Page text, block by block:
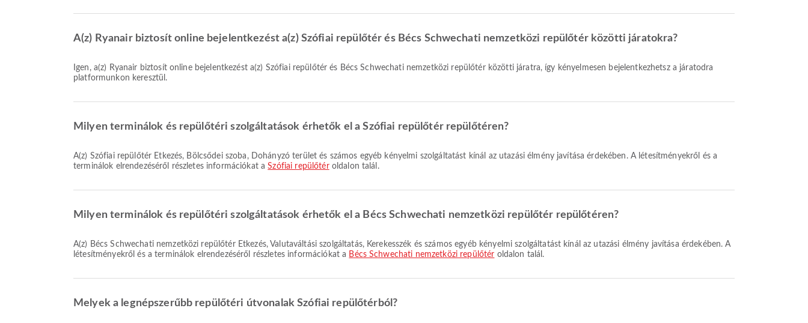
A(z) Ryanair biztosít online bejelentkezést a(z) Szófiai repülőtér és Bécs Schwechati nemzetközi repülőtér közötti járatokra?
Igen, a(z) Ryanair biztosít online bejelentkezést a(z) Szófiai repülőtér és Bécs Schwechati nemzetközi repülőtér közötti járatra, így kényelmesen bejelentkezhetsz a járatodra
platformunkon keresztül.
Milyen terminálok és repülőtéri szolgáltatások érhetők el a Szófiai repülőtér repülőtéren?
A(z) Szófiai repülőtér Étkezés, Bölcsődei szoba, Dohányzó terület és számos egyéb kényelmi szolgáltatást kínál az utazási élmény javítása érdekében. A létesítményekről és a
terminálok elrendezéséről részletes információkat aSzófiai repülőtéroldalon talál.
Milyen terminálok és repülőtéri szolgáltatások érhetők el a Bécs Schwechati nemzetközi repülőtér repülőtéren?
A(z) Bécs Schwechati nemzetközi repülőtér Étkezés, Valutaváltási szolgáltatás, Kerekesszék és számos egyéb kényelmi szolgáltatást kínál az utazási élmény javítása érdekében. A
létesítményekről és a terminálok elrendezéséről részletes információkat a Bécs Schwechati nemzetközi repülőtér oldalon talál.
Melyek a legnépszerűbb repülőtéri útvonalak Szófiai repülőtérból?